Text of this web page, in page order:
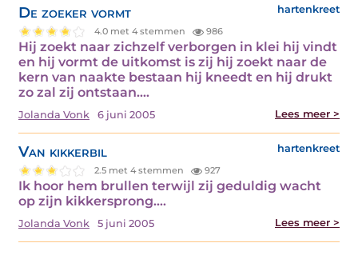
De zoeker vormt hartenkreet
4.0 met 4 stemmen 986
Hij zoekt naar zichzelf verborgen in klei hij vindt
en hij vormt de uitkomst is zij hij zoekt naar de
kern van naakte bestaan hij kneedt en hij drukt
zo zal zij ontstaan.…
Jolanda Vonk 6 juni 2005 Lees meer >
Van kikkerbil hartenkreet
2.5 met 4 stemmen 927
Ik hoor hem brullen terwijl zij geduldig wacht
op zijn kikkersprong.…
Jolanda Vonk 5 juni 2005 Lees meer >